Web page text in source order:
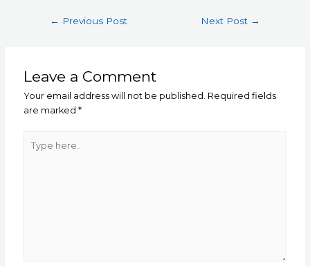
← Previous Post Next Post →
Leave a Comment
Your email address will not be published. Required fields
are marked*
here..